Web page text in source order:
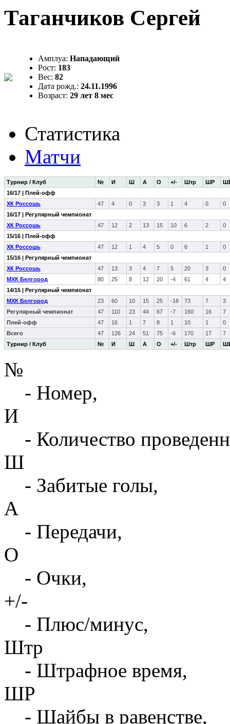
Таганчиков Сергей
Амплуа: Нападающий
Рост: 183
Вес: 82
Дата рожд.: 24.11.1996
Возраст: 29 лет 8 мес
Статистика
Матчи
Турнир / Клуб № И Ш А О +/- Штр ШР
Турнир / Клуб № И Ш А О +/- Штр ШР
16/17 | Плей-офф
ХК Россошь
47 4 0 3 3 1 4 0
0
16/17 | Регулярный чемпионат
ХК Россошь
47 12 2 13 15 10 6 2
0
15/16 | Плей-офф
ХК Россошь
47 12 1 4 5 0 6 1
0
15/16 | Регулярный чемпионат
ХК Россошь
47 13 3 4 7 5 20 3
0
МХК Белгород
80 25 8 12 20 -4 61 4
4
14/15 | Регулярный чемпионат
МХК Белгород
23 60 10 15 25 -18 73 7
3
Регулярный чемпионат
47 110 23 44 67 -7 160 16
7
Плей-офф
47 16 1 7 8 1 10 1
0
Всего
47 126 24 51 75 -6 170 17 7
№
- Номер,
И
- Количество
Ш
- Забитые голы,
А
- Передачи,
О
- Очки,
+/-
- Плюс/минус,
Штр
- Штрафное время,
ШР
- Шайбы в равенстве,